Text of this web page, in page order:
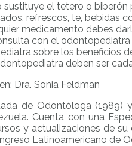
sustituye el tetero o biberón
refrescos, te, bebidas
medicamento debes
con el
sobre los beneficios
deben ser
Dra. Sonia Feldman
de Odontóloga (1989)
Cuenta con una
y actualizaciones de
Latinoamericano de